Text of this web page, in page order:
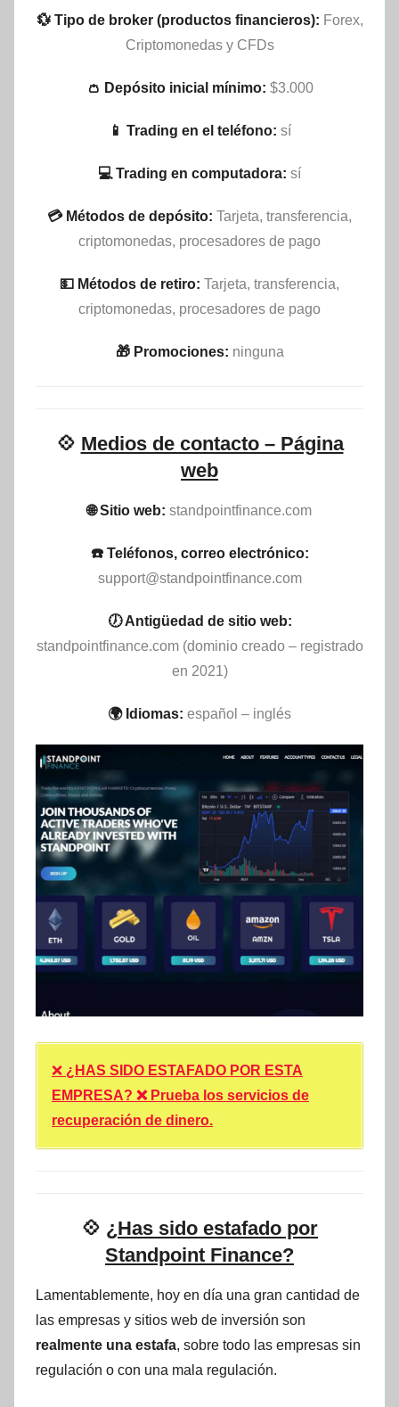
💱 Tipo de broker (productos financieros): Forex,
Criptomonedas y CFDs
👛 Depósito inicial mínimo: $3.000
📱 Trading en el teléfono: sí
💻 Trading en computadora: sí
💳 Métodos de depósito: Tarjeta, transferencia,
criptomonedas, procesadores de pago
💵​ Métodos de retiro: Tarjeta, transferencia,
criptomonedas, procesadores de pago
🎁 Promociones: ninguna
💠 Medios de contacto – Página
web
🌐 Sitio web: standpointfinance.com
☎️ Teléfonos, correo electrónico:
support@standpointfinance.com
🕖 Antigüedad de sitio web:
standpointfinance.com (dominio creado – registrado
en 2021)
🌍 Idiomas: español – inglés
❌ ¿HAS SIDO ESTAFADO POR ESTA
EMPRESA? ❌ Prueba los servicios de
recuperación de dinero.
💠 ¿Has sido estafado por
Standpoint Finance?
Lamentablemente, hoy en día una gran cantidad de
las empresas y sitios web de inversión son
realmente una estafa, sobre todo las empresas sin
regulación o con una mala regulación.